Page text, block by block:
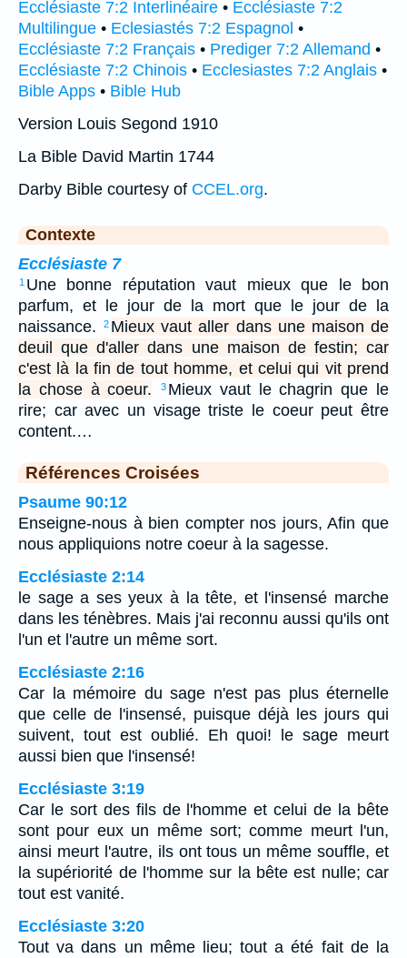
Ecclésiaste 7:2 Interlinéaire • Ecclésiaste 7:2
Multilingue • Eclesiastés 7:2 Espagnol •
Ecclésiaste 7:2 Français • Prediger 7:2 Allemand •
Ecclésiaste 7:2 Chinois • Ecclesiastes 7:2 Anglais •
Bible Apps • Bible Hub
Version Louis Segond 1910
La Bible David Martin 1744
Darby Bible courtesy of CCEL.org.
Contexte
Ecclésiaste 7
1 Une bonne réputation vaut mieux que le bon
parfum, et le jour de la mort que le jour de la
naissance.
2 Mieux vaut aller dans une maison de
deuil que d'aller dans une maison de festin; car
c'est là la fin de tout homme, et celui qui vit prend
la chose à coeur.
3 Mieux vaut le chagrin que le
rire; car avec un visage triste le coeur peut être
content.…
Références Croisées
Psaume 90:12
Enseigne-nous à bien compter nos jours, Afin que
nous appliquions notre coeur à la sagesse.
Ecclésiaste 2:14
le sage a ses yeux à la tête, et l'insensé marche
dans les ténèbres. Mais j'ai reconnu aussi qu'ils ont
l'un et l'autre un même sort.
Ecclésiaste 2:16
Car la mémoire du sage n'est pas plus éternelle
que celle de l'insensé, puisque déjà les jours qui
suivent, tout est oublié. Eh quoi! le sage meurt
aussi bien que l'insensé!
Ecclésiaste 3:19
Car le sort des fils de l'homme et celui de la bête
sont pour eux un même sort; comme meurt l'un,
ainsi meurt l'autre, ils ont tous un même souffle, et
la supériorité de l'homme sur la bête est nulle; car
tout est vanité.
Ecclésiaste 3:20
Tout va dans un même lieu; tout a été fait de la